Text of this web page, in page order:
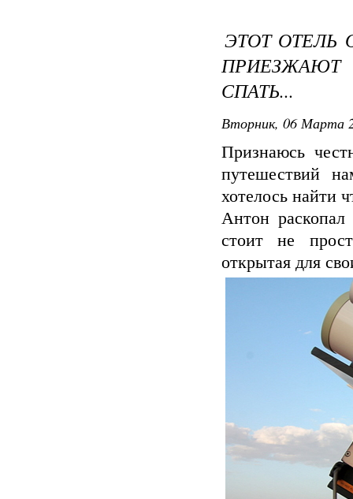
ЭТОТ
СПАТЬ...
Вторник, 06 Марта
Признаюсь
путешествий
хотелось найти
Антон
стоит не
открытая для